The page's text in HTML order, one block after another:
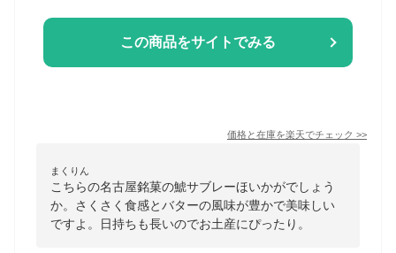
この商品をサイトでみる
価格と在庫を楽天でチェック >>
まくりん
こちらの名古屋銘菓の鯱サブレーほいかがでしょう
か。さくさく食感とバターの風味が豊かで美味しい
ですよ。日持ちも長いのでお土産にぴったり。